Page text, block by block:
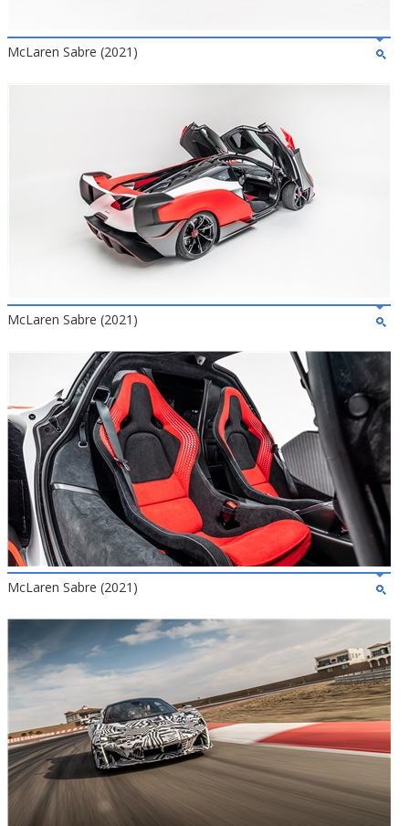
McLaren Sabre (2021)
McLaren Sabre (2021)
McLaren Sabre (2021)